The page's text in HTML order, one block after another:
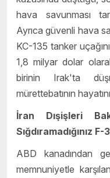
hava savunması
Ayrıca güvenli hava
KC-135 tanker
1,8 milyar dolar
birinin Irak'ta
mürettebatının
İran Dışişleri
Sığdıramadığınız
ABD kanadından
memnuniyetle